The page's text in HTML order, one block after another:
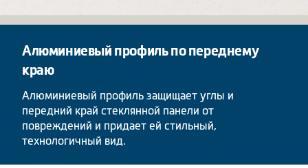
Алюминиевый профиль по переднему
краю
Алюминиевый профиль защищает углы и
передний край стеклянной панели от
повреждений и придает ей стильный,
технологичный вид.